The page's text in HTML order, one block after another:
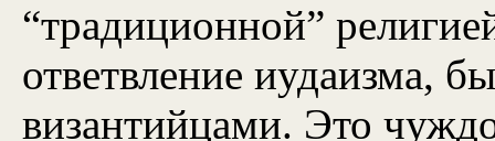
“традиционной”
ответвление иудаизма,
византийцами. Это